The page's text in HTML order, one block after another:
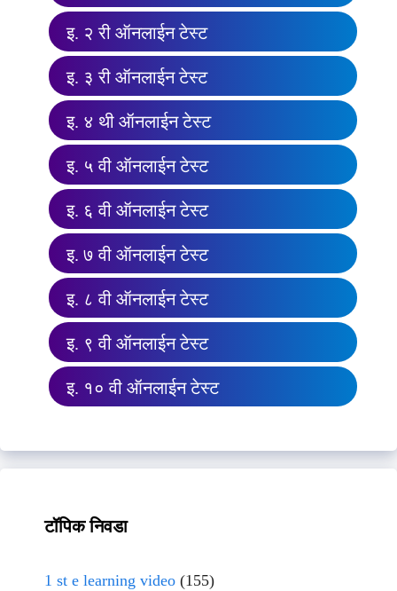
इ. २ री ऑनलाईन टेस्ट
इ. ३ री ऑनलाईन टेस्ट
इ. ४ थी ऑनलाईन टेस्ट
इ. ५ वी ऑनलाईन टेस्ट
इ. ६ वी ऑनलाईन टेस्ट
इ. ७ वी ऑनलाईन टेस्ट
इ. ८ वी ऑनलाईन टेस्ट
इ. ९ वी ऑनलाईन टेस्ट
इ. १० वी ऑनलाईन टेस्ट
टॉपिक निवडा
1 st e learning video (155)